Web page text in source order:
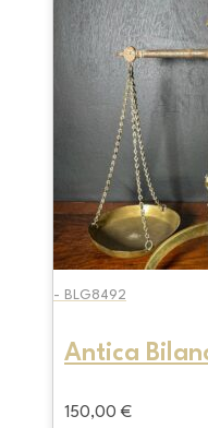
- BLG8492
Antica
150,00 €